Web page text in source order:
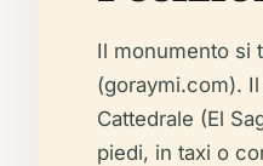
Il monumento si
(goraymi.com).
Cattedrale (El
piedi, in taxi o